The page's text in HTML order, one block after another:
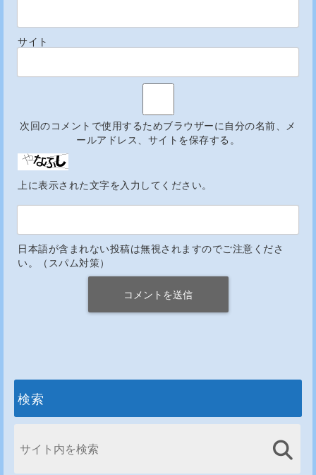
サイト
次回のコメントで使用するためブラウザーに自分の名前、メ
ールアドレス、サイトを保存する。
上に表示された文字を入力してください。
日本語が含まれない投稿は無視されますのでご注意くださ
い。（スパム対策）
検索